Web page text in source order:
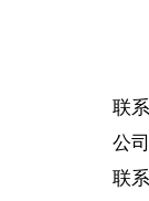
联
公
联